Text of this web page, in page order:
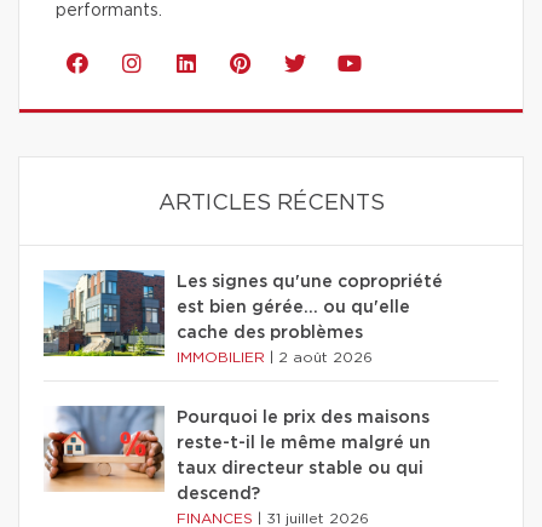
performants.
ARTICLES RÉCENTS
Les signes qu'une copropriété
est bien gérée… ou qu'elle
cache des problèmes
IMMOBILIER 2 août 2026
Pourquoi le prix des maisons
reste-t-il le même malgré un
taux directeur stable ou qui
descend?
FINANCES 31 juillet 2026